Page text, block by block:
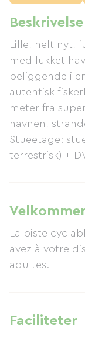
Beskrivelse
Lille, helt nyt,
med lukket
beliggende i
autentisk
meter fra
havnen,
Stueetage:
terrestrisk) +
køleskab/
kaffemaskine,
saftpresser,
Ovenpå: 1
La piste
avez à votre
adultes.
Faciliteter